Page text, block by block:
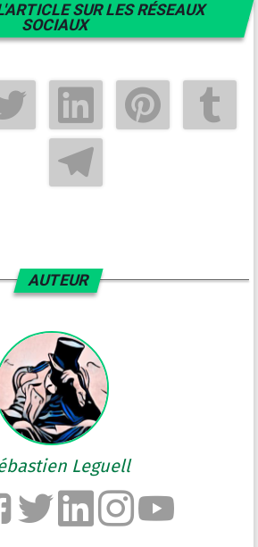
SUR LES RÉSEAUX
SOCIAUX
AUTEUR
Leguell